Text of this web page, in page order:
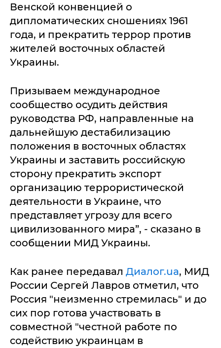
Венской конвенцией о
дипломатических сношениях 1961
года, и прекратить террор против
жителей восточных областей
Украины.
Призываем международное
сообщество осудить действия
руководства РФ, направленные на
дальнейшую дестабилизацию
положения в восточных областях
Украины и заставить российскую
сторону прекратить экспорт
организацию террористической
деятельности в Украине, что
представляет угрозу для всего
цивилизованного мира”, - сказано в
сообщении МИД Украины.
Как ранее передавал Диалог.ua, МИД
России Сергей Лавров отметил, что
Россия "неизменно стремилась" и до
сих пор готова участвовать в
совместной "честной работе по
содействию украинцам в